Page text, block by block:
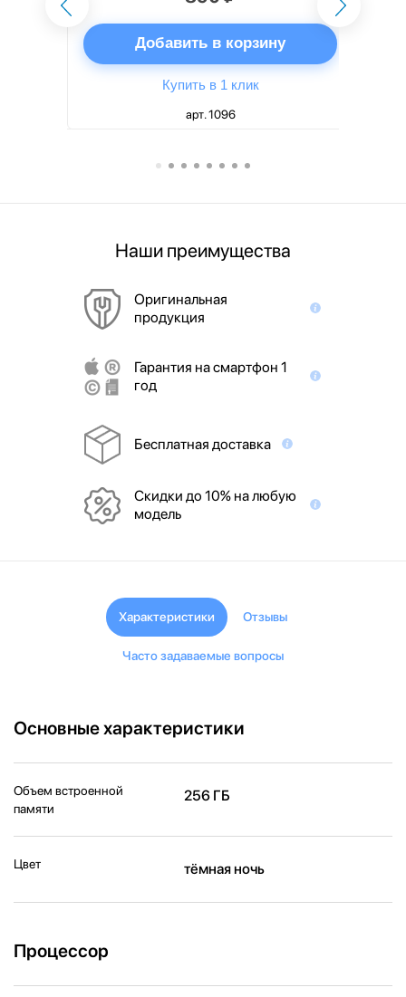
Добавить в корзину
Купить в 1 клик
арт. 1096
Наши преимущества
Оригинальная
продукция
Гарантия на смартфон 1
год
Бесплатная доставка
Скидки до 10% на любую
модель
Характеристики Отзывы
Часто задаваемые вопросы
Основные характеристики
Объем встроенной
памяти
256 ГБ
Цвет тёмная ночь
Процессор